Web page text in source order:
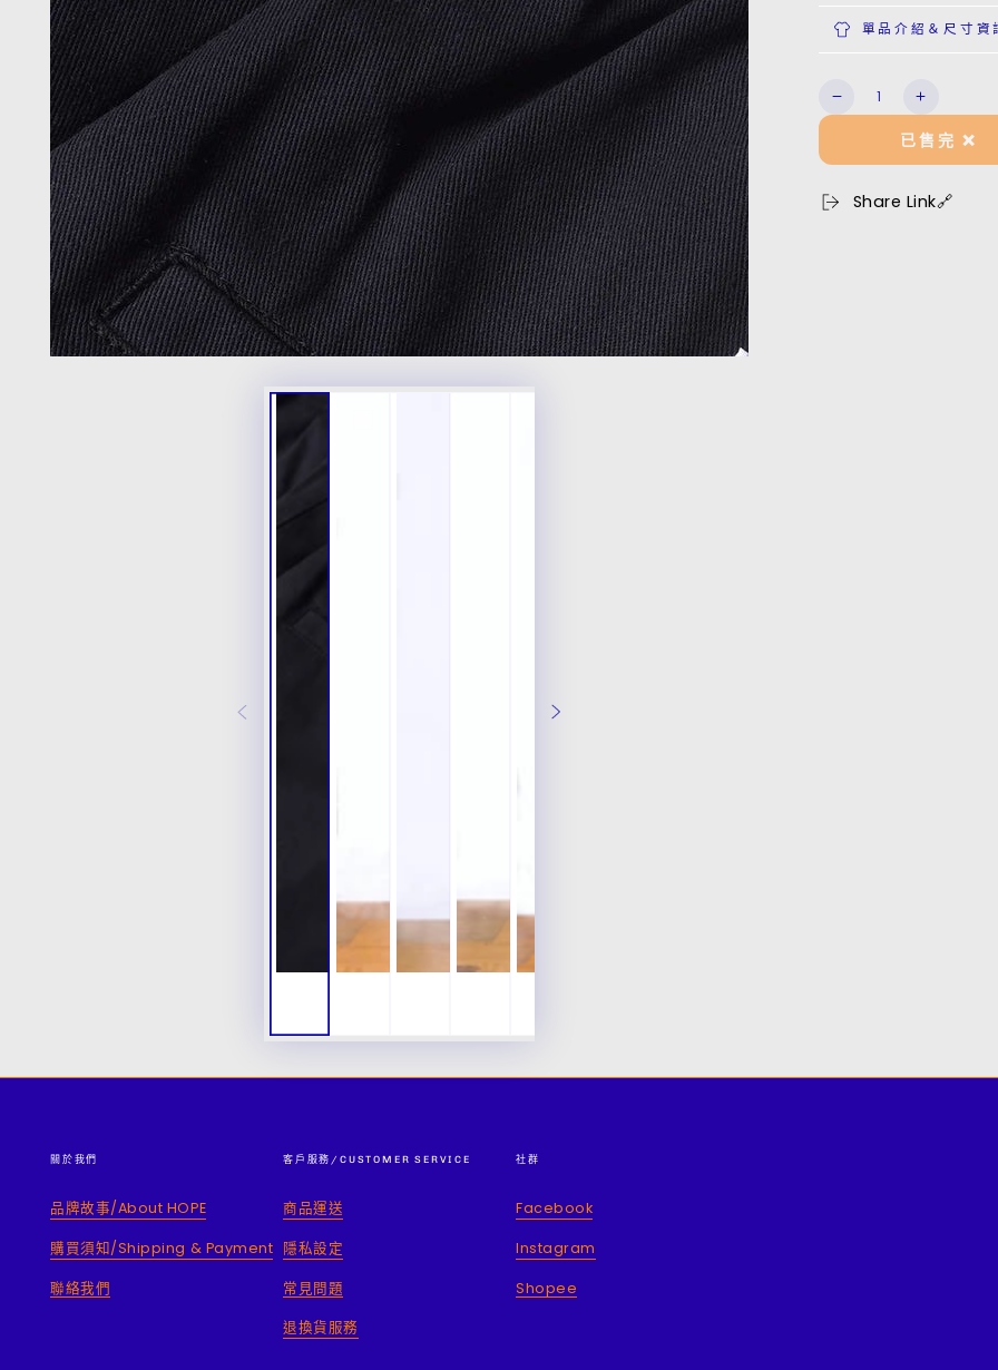
開
放
媒
體
單品介紹＆尺寸資
數
量
量
Wide
Pant
量
已售完 ❌
Share Link🔗
關於我們
品牌故事/About HOPE
購買須知/Shipping & Payment
聯絡我們
客戶服務/CUSTOMER SERVICE
商品運送
隱私設定
常見問題
退換貨服務
社群
Facebook
Instagram
Shopee